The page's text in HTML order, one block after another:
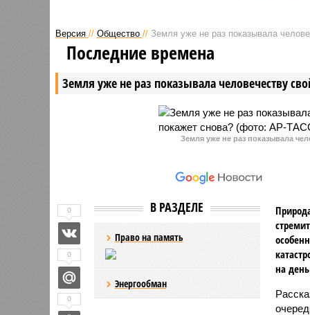
решение по данному вопросу
Москвой пока не принято.
Совета
Версия // Общество // Земля уже не раз показывала
Земля уже не раз показывала человечеству
Последние времена
Земля уже не раз показывала
В РАЗДЕЛЕ
Право на память
Энергообман
на
0
0
0